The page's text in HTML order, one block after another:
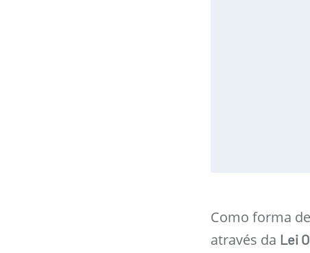
Como forma
através da Lei